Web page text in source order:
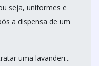
seja, uniformes e
a dispensa de um
uma lavanderi...